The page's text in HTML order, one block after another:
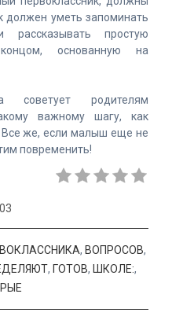
должен уметь запоминать
рассказывать простую
основанную на
советует родителям
важному шагу, как
Все же, если малыш еще не
повременить!
, ВОПРОСОВ,
, ГОТОВ, ШКОЛЕ:,